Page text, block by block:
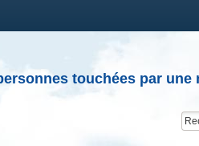
touchées par une